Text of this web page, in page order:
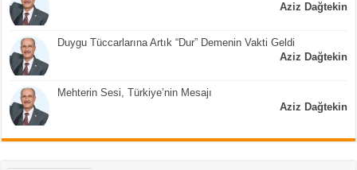
Aziz Dağtekin
Duygu Tüccarlarına Artık “Dur” Demenin Vakti Geldi
Aziz Dağtekin
Mehterin Sesi, Türkiye’nin Mesajı
Aziz Dağtekin